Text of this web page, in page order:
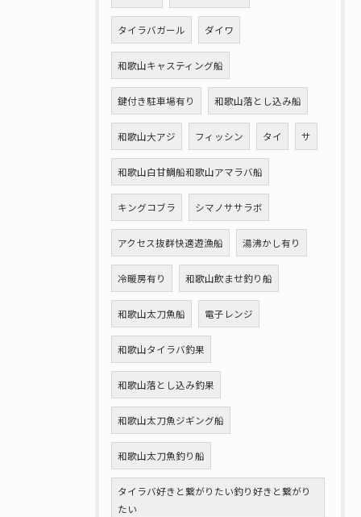
タイラバガール ダイワ
和歌山キャスティング船
鍵付き駐車場有り 和歌山落とし込み船
和歌山大アジ フィッシン タイ サ
和歌山白甘鯛船和歌山アマラバ船
キングコブラ シマノササラボ
アクセス抜群快適遊漁船 湯沸かし有り
冷暖房有り 和歌山飲ませ釣り船
和歌山太刀魚船 電子レンジ
和歌山タイラバ釣果
和歌山落とし込み釣果
和歌山太刀魚ジギング船
和歌山太刀魚釣り船
タイラバ好きと繋がりたい釣り好きと繋がり
たい